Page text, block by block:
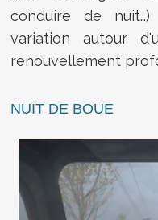
conduire de
variation autour
renouvellement
NUIT DE BOUE